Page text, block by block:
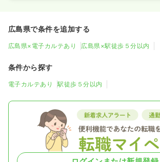
広島県で条件を追加する
広島県×電子カルテあり 広島県×駅徒歩５分以内
条件から探す
電子カルテあり 駅徒歩５分以内